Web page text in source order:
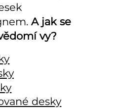
A jak se
vy?
desky